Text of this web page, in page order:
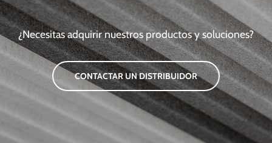
¿Necesitas adquirir nuestros productos y soluciones?
CONTACTAR UN DISTRIBUIDOR